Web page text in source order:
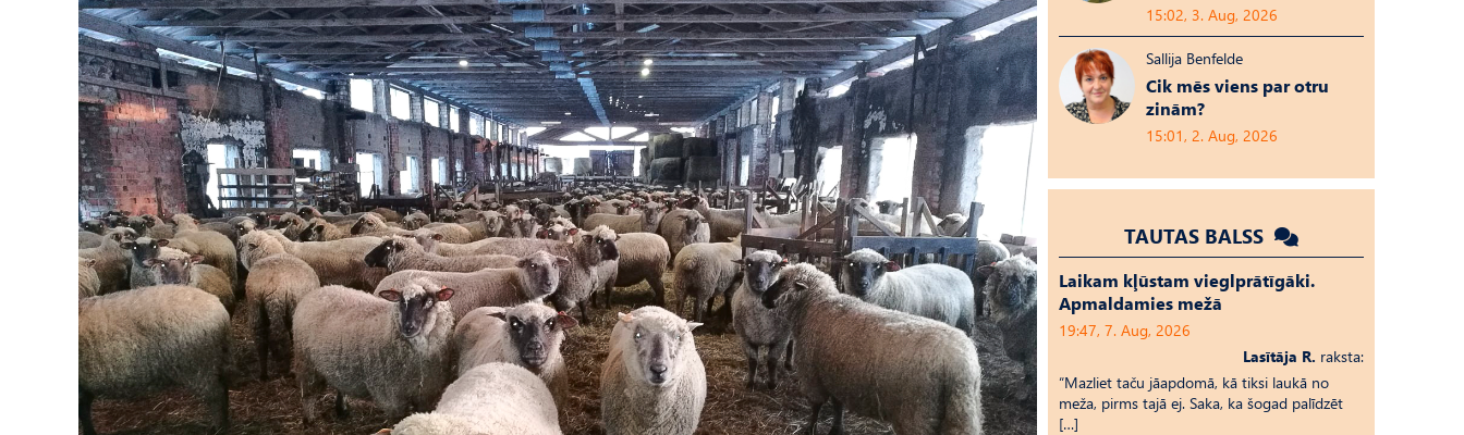
15:02, 3. Aug, 2026
Sallija Benfelde
Cik mēs viens par otru
zinām?
15:01, 2. Aug, 2026
TAUTAS BALSS
Laikam kļūstam vieglprātīgāki.
Apmaldamies mežā
19:47, 7. Aug, 2026
Lasītāja R. raksta:
“Mazliet taču jāapdomā, kā tiksi laukā no
meža, pirms tajā ej. Saka, ka šogad palīdzēt
[…]